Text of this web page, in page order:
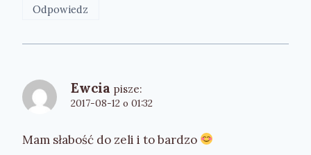
Odpowiedz
Ewcia pisze:
2017-08-12 o 01:32
Mam słabość do zeli i to bardzo